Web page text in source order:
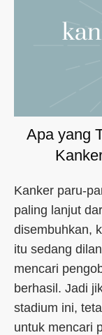
Apa yang
Kanker paru-
paling lanjut
disembuhkan,
itu sedang
mencari
berhasil. Jadi
stadium ini,
untuk mencari